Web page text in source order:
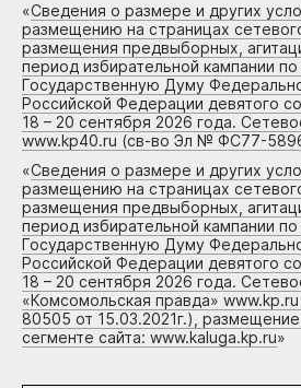
«Сведения о размере и других
размещению на страницах
размещения предвыборных,
период избирательной кампании
Государственную Думу
Российской Федерации девятого
18 – 20 сентября 2026 года.
www.kp40.ru (св-во Эл № ФС77-
«Сведения о размере и других
размещению на страницах
размещения предвыборных,
период избирательной кампании
Государственную Думу
Российской Федерации девятого
18 – 20 сентября 2026 года.
«Комсомольская правда»
80505 от 15.03.2021г.),
сегменте сайта: www.kaluga.kp.ru»